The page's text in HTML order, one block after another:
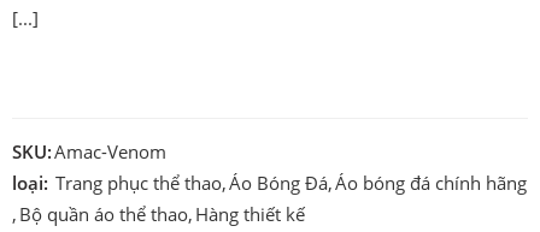
[...]
SKU:Amac-Venom
loại: Trang phục thể thao,Áo Bóng Đá,Áo bóng đá chính hãng
, Bộ quần áo thể thao, Hàng thiết kế